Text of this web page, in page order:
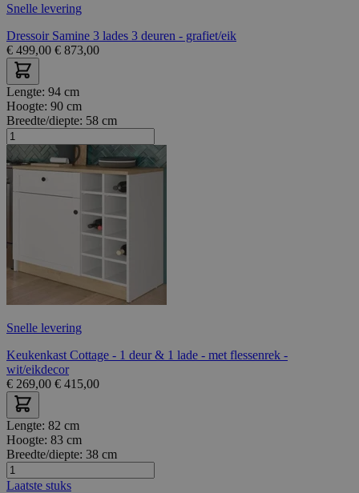
Snelle levering
Dressoir Samine 3 lades 3 deuren - grafiet/eik
€ 499,00 € 873,00
Lengte: 94 cm
Hoogte: 90 cm
Breedte/diepte: 58 cm
Snelle levering
Keukenkast Cottage - 1 deur & 1 lade - met flessenrek -
wit/eikdecor
€ 269,00 € 415,00
Lengte: 82 cm
Hoogte: 83 cm
Breedte/diepte: 38 cm
Laatste stuks